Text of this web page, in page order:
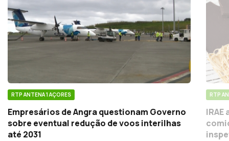
RTP ANTENA 1 AÇORES
Empresários de Angra questionam Governo
sobre eventual redução de voos interilhas
até 2031
RTP